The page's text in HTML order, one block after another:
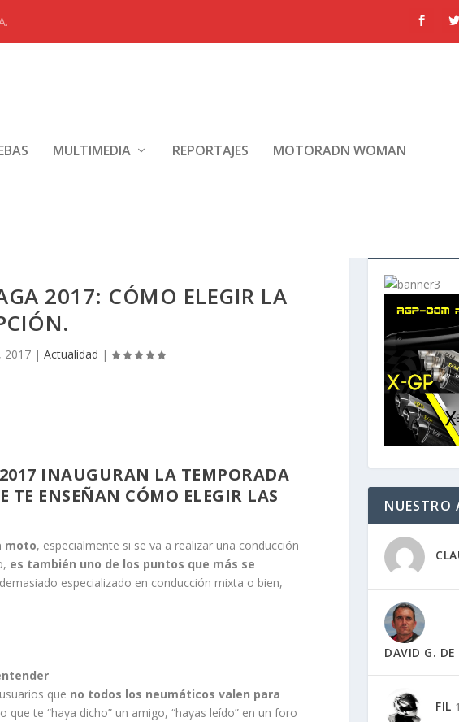
MULTIMEDIA REPORTAJES MOTORADN WOMAN
2017: CÓMO ELEGIR LA
2017 |Actualidad |
INAUGURAN LA TEMPORADA
TE ENSEÑAN CÓMO ELEGIR LAS
moto, especialmente si se va a realizar una conducción
es también uno de los puntos que más se
especializado en conducción mixta o bien,
que no todos los neumáticos valen para
te “haya dicho” un amigo, “hayas leído” en un foro
NUESTRO
DAVID G. DE
FIL